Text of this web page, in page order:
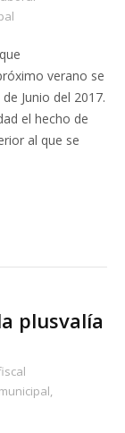
verano se
Junio del 2017.
el hecho de
al que se
plusvalía
,